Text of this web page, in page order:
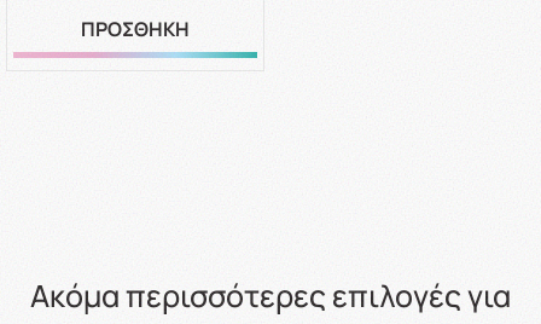
ΠΡΟΣΘΗΚΗ
Ακόμα περισσότερες επιλογές για